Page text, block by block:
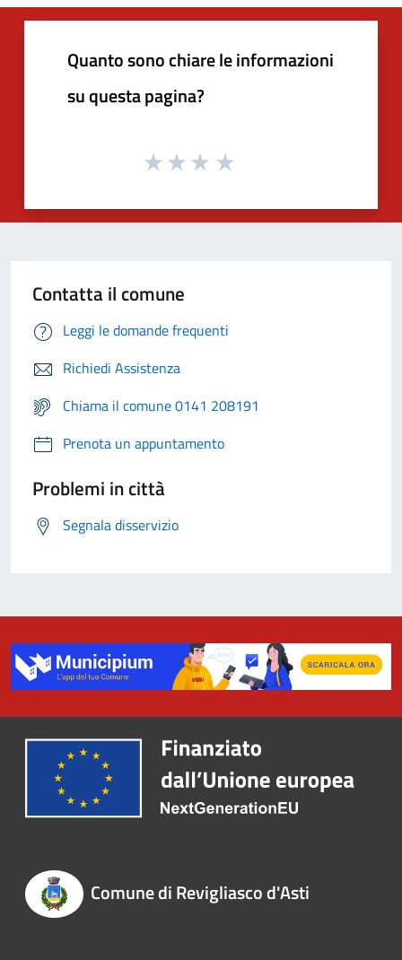
Quanto sono chiare le informazioni
su questa pagina?
Contatta il comune
Leggi le domande frequenti
Richiedi Assistenza
Chiama il comune 0141 208191
Prenota un appuntamento
Problemi in città
Segnala disservizio
Comune di Revigliasco d'Asti